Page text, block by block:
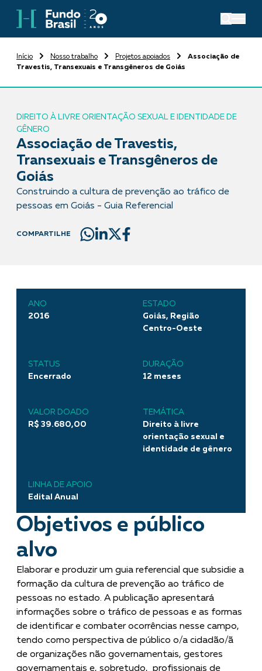
Início Nosso trabalho Projetos apoiados
Associação de
Travestis, Transexuais e Transgêneros de Goiás
DIREITO À LIVRE ORIENTAÇÃO SEXUAL E IDENTIDADE DE
GÊNERO
Associação de Travestis,
Transexuais e Transgêneros de
Goiás
Construindo a cultura de prevenção ao tráfico de
pessoas em Goiás - Guia Referencial
COMPARTILHE
ANO
2016
ESTADO
Goiás, Região
Centro-Oeste
STATUS
Encerrado
DURAÇÃO
12 meses
VALOR DOADO
R$ 39.680,00
TEMÁTICA
Direito à livre
orientação sexual e
identidade de gênero
LINHA DE APOIO
Edital Anual
Objetivos e público
alvo
Elaborar e produzir um guia referencial que subsidie a
formação da cultura de prevenção ao tráfico de
pessoas no estado. A publicação apresentará
informações sobre o tráfico de pessoas e as formas
de identificar e combater ocorrências nesse campo,
tendo como perspectiva de público o/a cidadão/ã
de organizações não governamentais, gestores
governamentais e, sobretudo, profissionais de